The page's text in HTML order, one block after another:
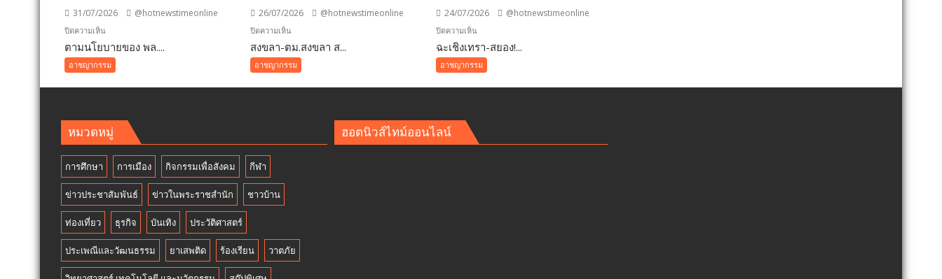
31/07/2026 @hotnewstimeonline
ปิดความเห็น
สงขลา-
ตม.สงขลา
รวบ
ขน
ต่างด้าว
จีน
ลักลอบ
ส่ง
ออก
มาเลเซีย
ตามนโยบายของ พล....
อาชญากรรม
26/07/2026 @hotnewstimeonline
ปิดความเห็น
สงขลา-
ตม.สงขลา
สแกน
สงขลา-ตม.สงขลา ส...
อาชญากรรม
24/07/2026 @hotnewstimeonline
ปิดความเห็น
ฉะเชิงเทรา-
สยอง!
ฆ่า
คุม
ฉะเชิงเทรา-สยอง!...
อาชญากรรม
หมวดหมู่
การศึกษา การเมือง กิจกรรมเพื่อสังคม กีฬา
ข่าวประชาสัมพันธ์ ข่าวในพระราชสำนัก ชาวบ้าน
ท่องเที่ยว ธุรกิจ บันเทิง ประวัติศาสตร์
ประเพณีและวัฒนธรรม ยาเสพติด ร้องเรียน วาตภัย
ฮอตนิวส์ไทม์ออนไลน์